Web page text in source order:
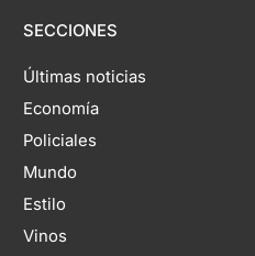
SECCIONES
Últimas noticias
Economía
Policiales
Mundo
Estilo
Vinos